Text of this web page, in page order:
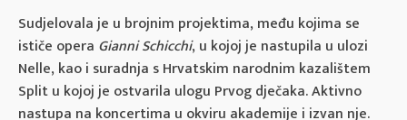
Sudjelovala je u brojnim projektima, među kojima se
ističe opera Gianni Schicchi, u kojoj je nastupila u ulozi
Nelle, kao i suradnja s Hrvatskim narodnim kazalištem
Split u kojoj je ostvarila ulogu Prvog dječaka. Aktivno
nastupa na koncertima u okviru akademije i izvan nje.